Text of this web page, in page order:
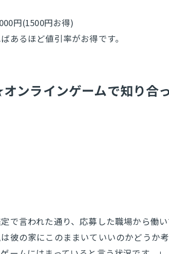
円(1500円お得)
あるほど値引率がお得です。
ンラインゲームで知り合
定で言われた通り、応募した職場から働
彼の家にこのままいていいのかどうか